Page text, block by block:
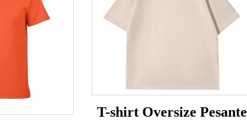
T-shirt Oversize Pesante